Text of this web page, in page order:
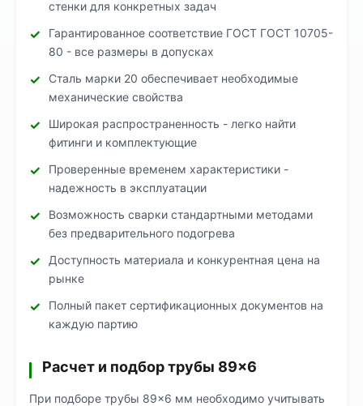
стенки для конкретных задач
Гарантированное соответствие ГОСТ ГОСТ 10705-
80 - все размеры в допусках
Сталь марки 20 обеспечивает необходимые
механические свойства
Широкая распространенность - легко найти
фитинги и комплектующие
Проверенные временем характеристики -
надежность в эксплуатации
Возможность сварки стандартными методами
без предварительного подогрева
Доступность материала и конкурентная цена на
рынке
Полный пакет сертификационных документов на
каждую партию
Расчет и подбор трубы 89×6
При подборе трубы 89×6 мм необходимо учитывать